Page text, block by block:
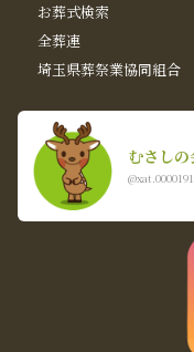
お葬式検索
全葬連
埼玉県葬祭業協同組合
むさし